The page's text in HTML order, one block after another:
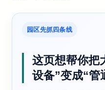
园区先抓四条线
这页想帮你把
设备”变成“管